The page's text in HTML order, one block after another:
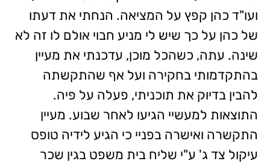
ועו"ד כהן קפץ על המציאה. הנחתי את דעתו
של כהן על כך שיש לי מניע חבוי אולם לו זה לא
שינה. עתה, כשהכל מוכן, עדכנתי את מעיין
בהתקדמותי בחקירה ועל אף שהתקשתה
להבין בדיוק את תוכניתי, פעלה על פיה.
התוצאות למעשיי הגיעו לאחר שבוע. מעיין
התקשרה ואישרה בפניי כי הגיע לידיה טופס
עיקול צד ג' ע"י שליח בית משפט בגין שכר